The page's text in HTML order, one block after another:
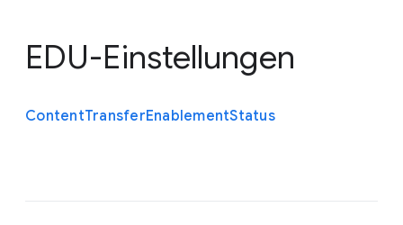
EDU-Einstellungen
ContentTransferEnablementStatus